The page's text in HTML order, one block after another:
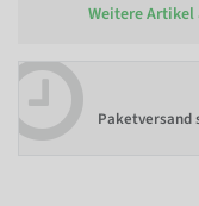
Weitere Artikel
Paketversand